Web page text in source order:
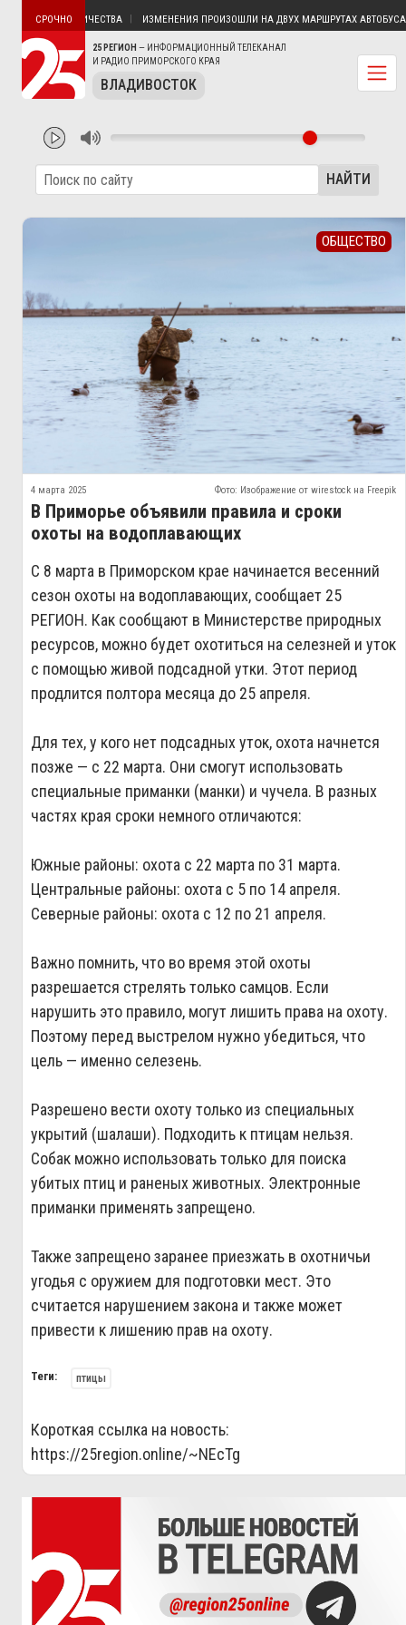
25 РЕГИОН — ИНФОРМАЦИОННЫЙ ТЕЛЕКАНАЛ
И РАДИО ПРИМОРСКОГО КРАЯ
ВЛАДИВОСТОК
СРОЧНО
БЕЗ ЭЛЕКТРИЧЕСТВА ИЗМЕНЕНИЯ ПРОИЗОШЛИ НА ДВУХ МАРШРУТАХ АВТОБУСА В
НАЙТИ
ОБЩЕСТВО
4 марта 2025 Фото: Изображение от wirestock на Freepik
В Приморье объявили правила и сроки
охоты на водоплавающих
С 8 марта в Приморском крае начинается весенний
сезон охоты на водоплавающих, сообщает 25
РЕГИОН. Как сообщают в Министерстве природных
ресурсов, можно будет охотиться на селезней и уток
с помощью живой подсадной утки. Этот период
продлится полтора месяца до 25 апреля.
Для тех, у кого нет подсадных уток, охота начнется
позже — с 22 марта. Они смогут использовать
специальные приманки (манки) и чучела. В разных
частях края сроки немного отличаются:
Южные районы: охота с 22 марта по 31 марта.
Центральные районы: охота с 5 по 14 апреля.
Северные районы: охота с 12 по 21 апреля.
Важно помнить, что во время этой охоты
разрешается стрелять только самцов. Если
нарушить это правило, могут лишить права на охоту.
Поэтому перед выстрелом нужно убедиться, что
цель — именно селезень.
Разрешено вести охоту только из специальных
укрытий (шалаши). Подходить к птицам нельзя.
Собак можно использовать только для поиска
убитых птиц и раненых животных. Электронные
приманки применять запрещено.
Также запрещено заранее приезжать в охотничьи
угодья с оружием для подготовки мест. Это
считается нарушением закона и также может
привести к лишению прав на охоту.
Теги: птицы
Короткая ссылка на новость:
https://25region.online/~NEcTg